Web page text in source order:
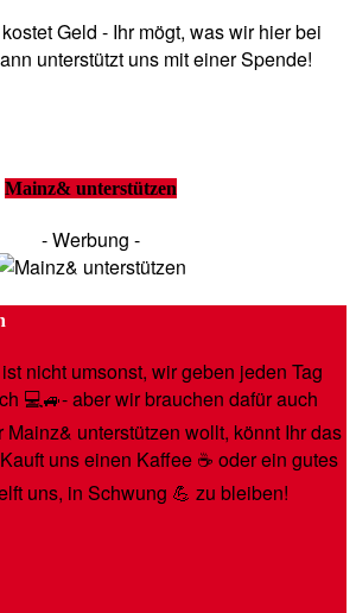
Geld - Ihr mögt, was wir hier bei
unterstützt uns mit einer Spende!
Mainz& unterstützen
- Werbung -
nicht umsonst, wir geben jeden Tag
💻🚙- aber wir brauchen dafür auch
Mainz& unterstützen wollt, könnt Ihr das
uns einen Kaffee ☕️ oder ein gutes
uns, in Schwung 💪 zu bleiben!